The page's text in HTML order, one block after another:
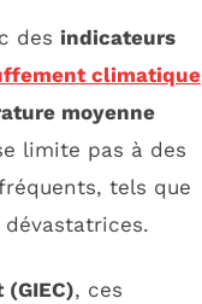
des indicateurs
climatique
moyenne
limite pas à des
tels que
dévastatrices.
, ces